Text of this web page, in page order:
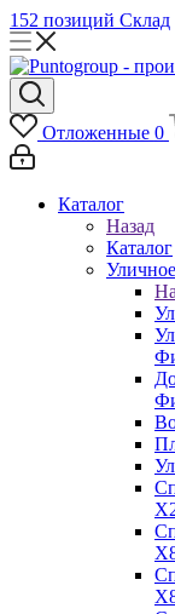
152 позиций Склад
Отложенные 0
Каталог
Назад
Каталог